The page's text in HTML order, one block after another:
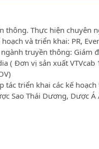
Thực hiện chuyên
và triển khai: PR,
truyền thông: Giám
( Đơn vị sản xuất
tác triển khai các kế
Sao Thái Dương, Dược